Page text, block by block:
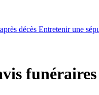
décès Entretenir une